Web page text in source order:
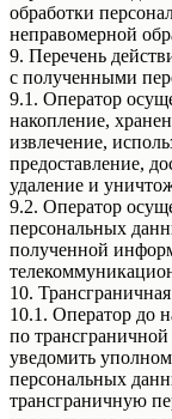
обработки
неправомерной
9. Перечень
с полученными
9.1. Оператор
накопление,
извлечение,
предоставление,
удаление и
9.2. Оператор
персональных
полученной
10.
10.1. Оператор до
по
уведомить
персональных
трансграничную